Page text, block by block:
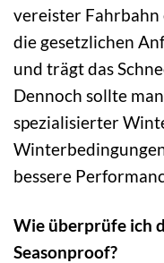
vereister
die gesetzlichen
und trägt das
Dennoch sollte
spezialisierter
bessere
Wie überprüfe ich
Seasonproof?